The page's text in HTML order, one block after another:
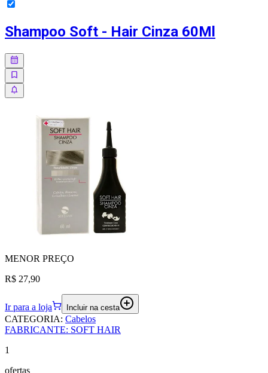
Shampoo Soft - Hair Cinza 60Ml
MENOR PREÇO
R$ 27,90
Ir para a loja Incluir na cesta
CATEGORIA: Cabelos
FABRICANTE: SOFT HAIR
1
ofertas